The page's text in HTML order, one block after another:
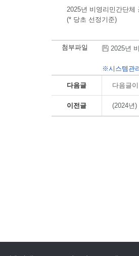
2025년 비영리민간단체
(* 당초 선정기준)
첨부파일 2025년
※시스템관
다음글 다음글
이전글 (2024년